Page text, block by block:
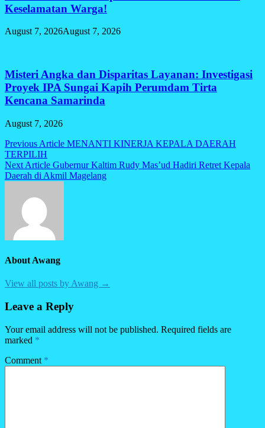
Keselamatan Warga!
August 7, 2026August 7, 2026
Misteri Angka dan Disparitas Layanan: Investigasi
Proyek IPA Sungai Kapih Perumdam Tirta
Kencana Samarinda
August 7, 2026
Post
navigation
Previous Article MENANTI KINERJA KEPALA DAERAH
TERPILIH
Next Article Gubernur Kaltim Rudy Mas’ud Hadiri Retret Kepala
Daerah di Akmil Magelang
About Awang
View all posts by Awang →
Leave a Reply
Your email address will not be published. Required fields are
marked *
Comment *